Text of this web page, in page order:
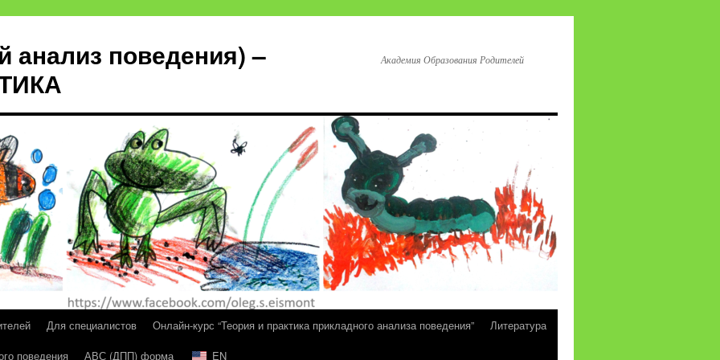
анализ поведения) –
Академия Образования Родителей
Для специалистов Онлайн-курс “Теория и практика прикладного анализа поведения”
Литература
поведения АВС (ДПП) форма EN